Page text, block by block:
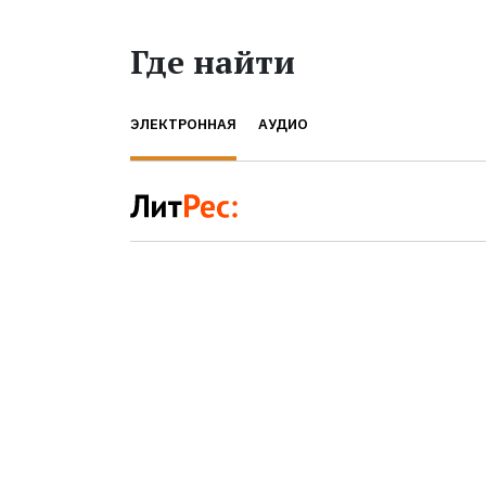
Где найти
ЭЛЕКТРОННАЯ АУДИО